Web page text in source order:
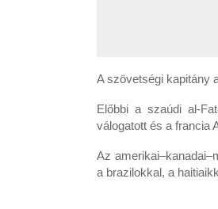
A szövetségi kapitány
Előbbi a szaúdi al-
válogatott és a francia
Az
a brazilokkal, a